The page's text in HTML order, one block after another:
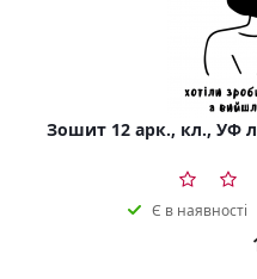
Зошит 12 арк., кл., УФ
Є в наявності